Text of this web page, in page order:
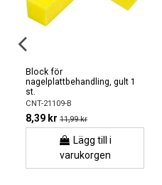
Block för
nagelplattbehandling, gult 1
st.
CNT-21109-B
8,39 kr 11,99 kr
Lägg till i
varukorgen